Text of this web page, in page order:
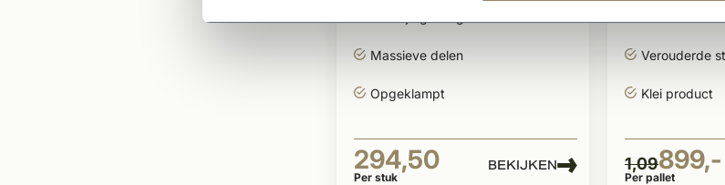
Massieve delen
Opgeklampt
294,50
Per stuk
BEKIJKEN
Verouderde
Klei product
1,09899,-
Per pallet